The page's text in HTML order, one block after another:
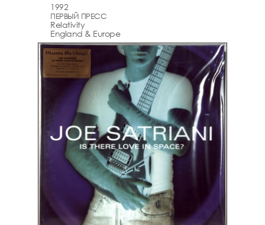
1992
ПЕРВЫЙ ПРЕСС
Relativity
England & Europe